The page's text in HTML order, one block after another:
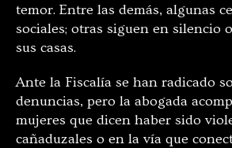
temor. Entre las demás, algunas
sociales; otras siguen en silencio
sus casas.
Ante la Fiscalía se han radicado
denuncias, pero la abogada
mujeres que dicen haber sido
cañaduzales o en la vía que